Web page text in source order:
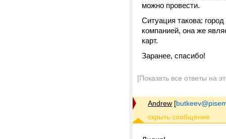
можно провести.
Ситуация такова:
компанией, она же
карт.
Заранее, спасибо!
[Показать все ответы на
Andrew [